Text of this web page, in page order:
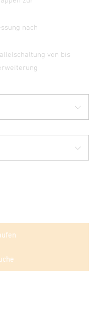
nach
von bis